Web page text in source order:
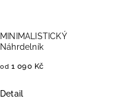
MINIMALISTICKÝ
Náhrdelník
od 1 090 Kč
Detail